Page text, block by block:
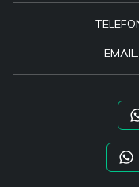
EMAIL: